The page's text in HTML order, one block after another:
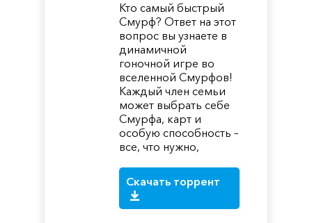
Кто самый быстрый
Смурф? Ответ на этот
вопрос вы узнаете в
динамичной
гоночной игре во
вселенной Смурфов!
Каждый член семьи
может выбрать себе
Смурфа, карт и
особую способность –
все, что нужно,
Скачать торрент